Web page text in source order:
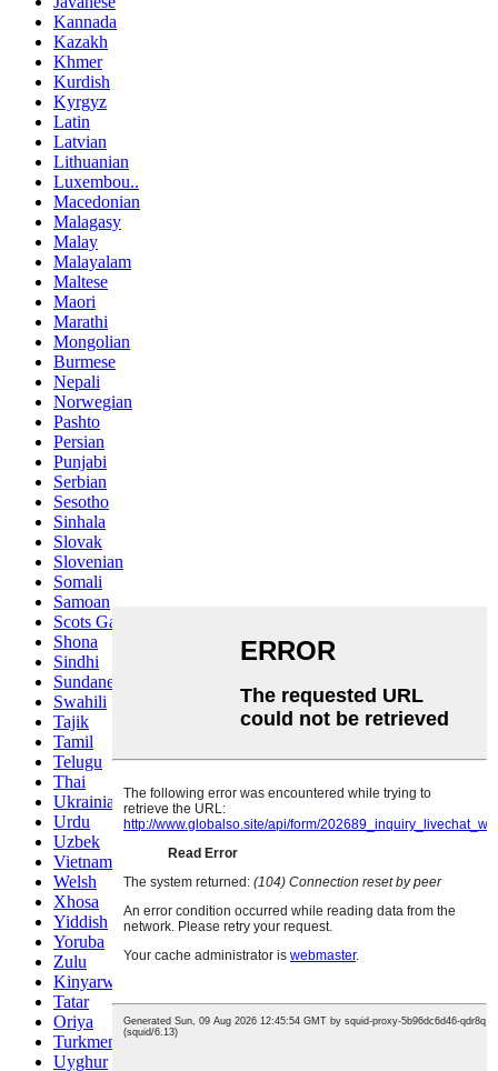
Kannada
Kazakh
Khmer
Kurdish
Kyrgyz
Latin
Latvian
Lithuanian
Luxembou..
Macedonian
Malagasy
Malay
Malayalam
Maltese
Maori
Marathi
Mongolian
Burmese
Nepali
Norwegian
Pashto
Persian
Punjabi
Serbian
Sesotho
Sinhala
Slovak
Slovenian
Somali
Samoan
Scots Gaelic
Shona
Sindhi
Sundanese
Swahili
Tajik
Tamil
Telugu
Thai
Ukrainian
Urdu
Uzbek
Vietnamese
Welsh
Xhosa
Yiddish
Yoruba
Zulu
Kinyarwanda
Tatar
Oriya
Turkmen
Uyghur